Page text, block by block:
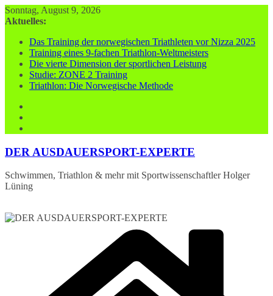
Zum
Inhalt
Sonntag, August 9, 2026
Aktuelles:
Das Training der norwegischen Triathleten vor Nizza 2025
Training eines 9-fachen Triathlon-Weltmeisters
Die vierte Dimension der sportlichen Leistung
Studie: ZONE 2 Training
Triathlon: Die Norwegische Methode
DER AUSDAUERSPORT-EXPERTE
Schwimmen, Triathlon & mehr mit Sportwissenschaftler Holger
Lüning